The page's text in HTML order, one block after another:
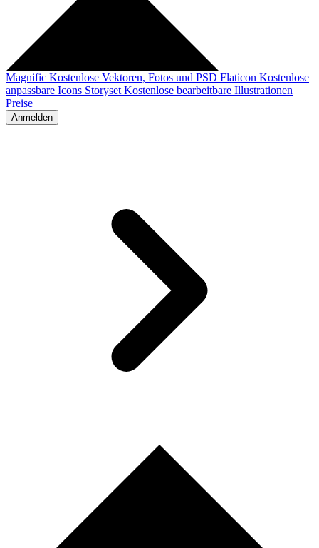
Magnific Kostenlose Vektoren, Fotos und PSD Flaticon Kostenlose
anpassbare Icons Storyset Kostenlose bearbeitbare Illustrationen
Preise
Anmelden